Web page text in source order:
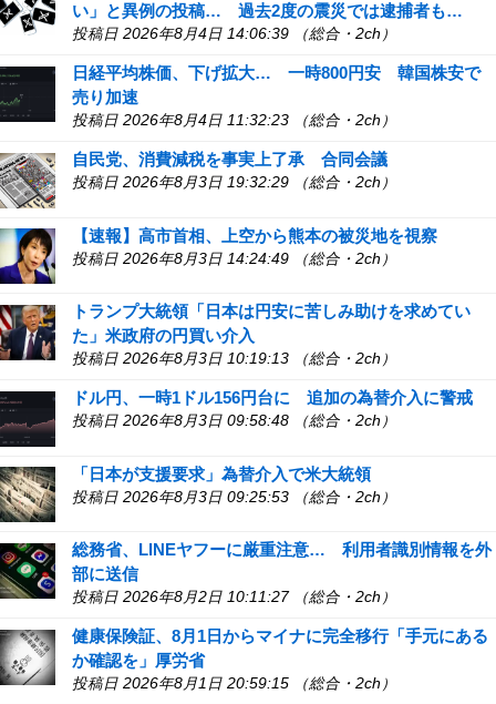
い」と異例の投稿… 過去2度の震災では逮捕者も…
投稿日 2026年8月4日 14:06:39 （総合・2ch）
日経平均株価、下げ拡大… 一時800円安 韓国株安で
売り加速
投稿日 2026年8月4日 11:32:23 （総合・2ch）
自民党、消費減税を事実上了承 合同会議
投稿日 2026年8月3日 19:32:29 （総合・2ch）
【速報】高市首相、上空から熊本の被災地を視察
投稿日 2026年8月3日 14:24:49 （総合・2ch）
トランプ大統領「日本は円安に苦しみ助けを求めてい
た」米政府の円買い介入
投稿日 2026年8月3日 10:19:13 （総合・2ch）
ドル円、一時1ドル156円台に 追加の為替介入に警戒
投稿日 2026年8月3日 09:58:48 （総合・2ch）
「日本が支援要求」為替介入で米大統領
投稿日 2026年8月3日 09:25:53 （総合・2ch）
総務省、LINEヤフーに厳重注意… 利用者識別情報を外
部に送信
投稿日 2026年8月2日 10:11:27 （総合・2ch）
健康保険証、8月1日からマイナに完全移行「手元にある
か確認を」厚労省
投稿日 2026年8月1日 20:59:15 （総合・2ch）